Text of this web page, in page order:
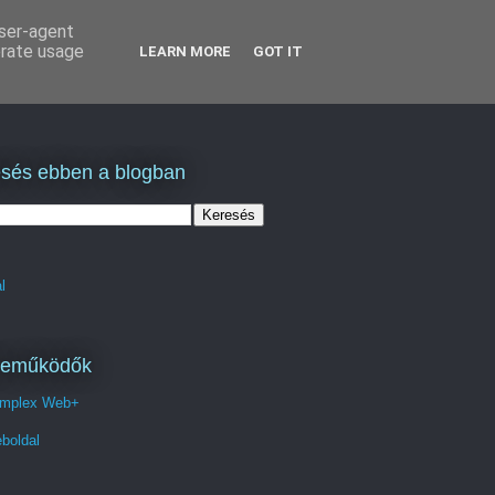
ebben a blogban
Web+
agent
usage
LEARN MORE GOT IT